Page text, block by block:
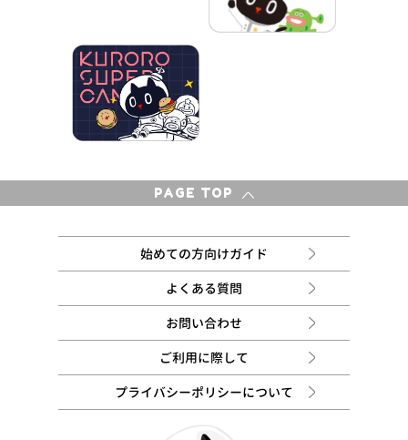
PAGE TOP
始めての方向けガイド
よくある質問
お問い合わせ
ご利用に際して
プライバシーポリシーについて